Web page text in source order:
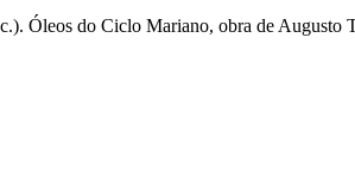
Óleos do Ciclo Mariano, obra de Augusto